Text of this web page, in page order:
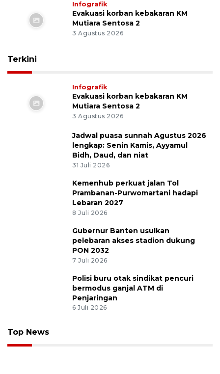
Infografik
Evakuasi korban kebakaran KM
Mutiara Sentosa 2
3 Agustus 2026
Terkini
Infografik
Evakuasi korban kebakaran KM
Mutiara Sentosa 2
3 Agustus 2026
Jadwal puasa sunnah Agustus 2026
lengkap: Senin Kamis, Ayyamul
Bidh, Daud, dan niat
31 Juli 2026
Kemenhub perkuat jalan Tol
Prambanan-Purwomartani hadapi
Lebaran 2027
8 Juli 2026
Gubernur Banten usulkan
pelebaran akses stadion dukung
PON 2032
7 Juli 2026
Polisi buru otak sindikat pencuri
bermodus ganjal ATM di
Penjaringan
6 Juli 2026
Top News